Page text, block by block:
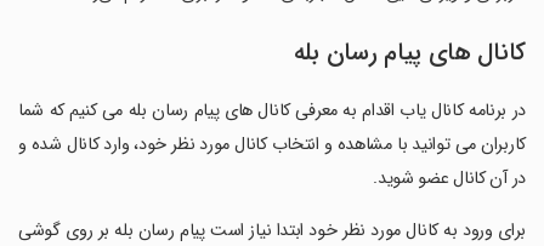
کانال های پیام رسان بله
در برنامه کانال یاب اقدام به معرفی کانال های پیام رسان بله می کنیم که شما
کاربران می توانید با مشاهده و انتخاب کانال مورد نظر خود، وارد کانال شده و
در آن کانال عضو شوید.
‏برای ورود به کانال مورد نظر خود ابتدا نیاز است پیام رسان بله بر روی گوشی